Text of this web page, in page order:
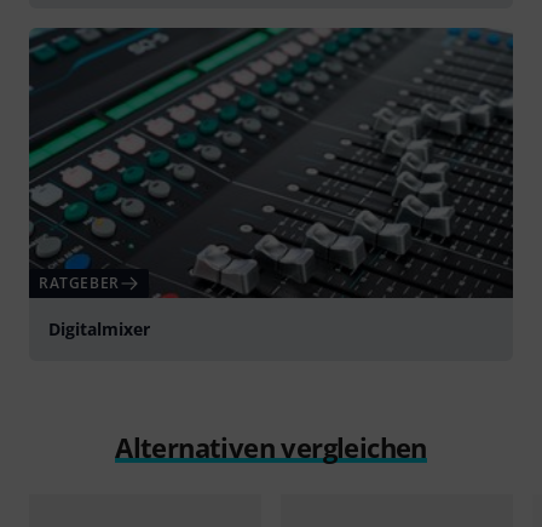
RATGEBER
Digitalmixer
Alternativen vergleichen